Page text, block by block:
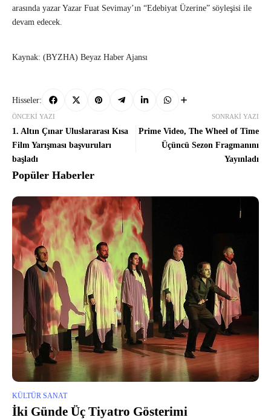
arasında yazar Yazar Fuat Sevimay’ın “Edebiyat Üzerine” söyleşisi ile
devam edecek.
Kaynak: (BYZHA) Beyaz Haber Ajansı
Hisseler:
ÖNCEKI YAZI
1. Altın Çınar Uluslararası Kısa
Film Yarışması başvuruları
başladı
SONRAKI YAZI
Prime Video, The Wheel of Time
Üçüncü Sezon Fragmanını
Yayınladı
Popüler Haberler
KÜLTÜR SANAT
İki Günde Üç Tiyatro Gösterimi